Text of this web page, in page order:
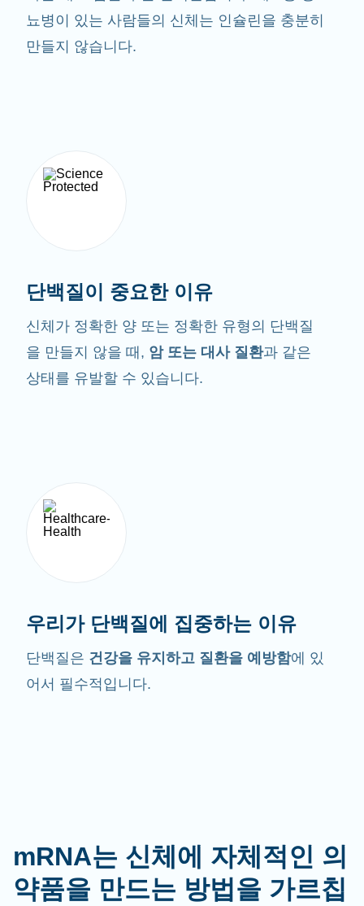
뇨병이 있는 사람들의 신체는 인슐린을 충분히
만들지 않습니다.
단백질이 중요한 이유
신체가 정확한 양 또는 정확한 유형의 단백질
을 만들지 않을 때, 암 또는 대사 질환과 같은
상태를 유발할 수 있습니다.
우리가 단백질에 집중하는 이유
단백질은 건강을 유지하고 질환을 예방함에 있
어서 필수적입니다.
mRNA는 신체에 자체적인 의
약품을 만드는 방법을 가르칩